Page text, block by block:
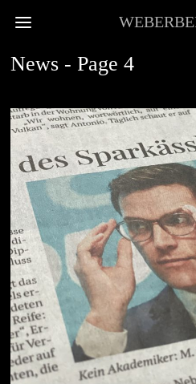
News - Page 4